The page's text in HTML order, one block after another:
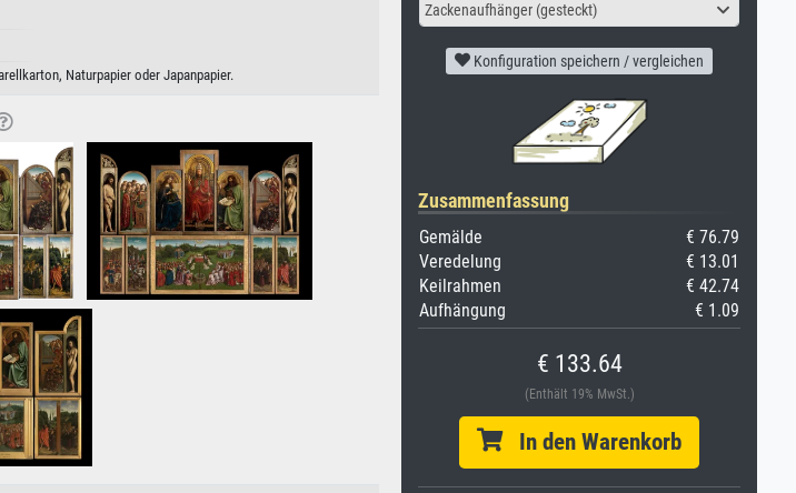
Naturpapier oder Japanpapier.
Zackenaufhänger (gesteckt)
Konfiguration speichern / vergleichen
Zusammenfassung
Gemälde
€ 76.79
Veredelung
€ 13.01
Keilrahmen
€ 42.74
Aufhängung
€ 1.09
€ 133.64
(Enthält 19% MwSt.)
In den Warenkorb